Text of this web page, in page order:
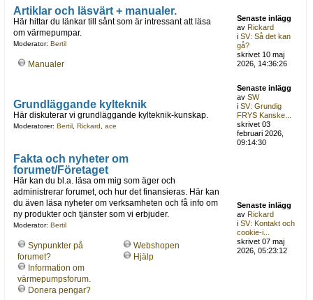
Artiklar och läsvärt + manualer.
Här hittar du länkar till sånt som är intressant att läsa
om värmepumpar.
Moderator: Bertil
Manualer
Senaste inlägg
avRickard
iSV: Så det kan
gå?
skrivet 10 maj
2026, 14:36:26
Grundläggande kylteknik
Här diskuterar vi grundläggande kylteknik-kunskap.
Moderatorer: Bertil, Rickard ace
Senaste inlägg
avSW
iSV: Grundig
FRYS Kanske...
skrivet 03
februari 2026,
09:14:30
Fakta och nyheter om
forumet/Företaget
Här kan du bl.a. läsa om mig som äger och
administrerar forumet, och hur det finansieras. Här kan
du även läsa nyheter om verksamheten och få info om
ny produkter och tjänster som vi erbjuder.
Moderator: Bertil
Synpunkter på
forumet?
Information om
värmepumpsforum.
Donera pengar?
Webshopen
Hjälp
Senaste inlägg
avRickard
iSV: Kontakt och
cookie-i...
skrivet 07 maj
2026, 05:23:12